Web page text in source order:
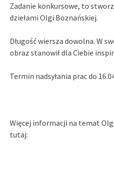
Zadanie konkursowe, to
dziełami Olgi Boznańskiej.
Długość wiersza dowolna. W
obraz stanowił dla Ciebie
Termin nadsyłania prac do
Więcej informacji na temat
tutaj: